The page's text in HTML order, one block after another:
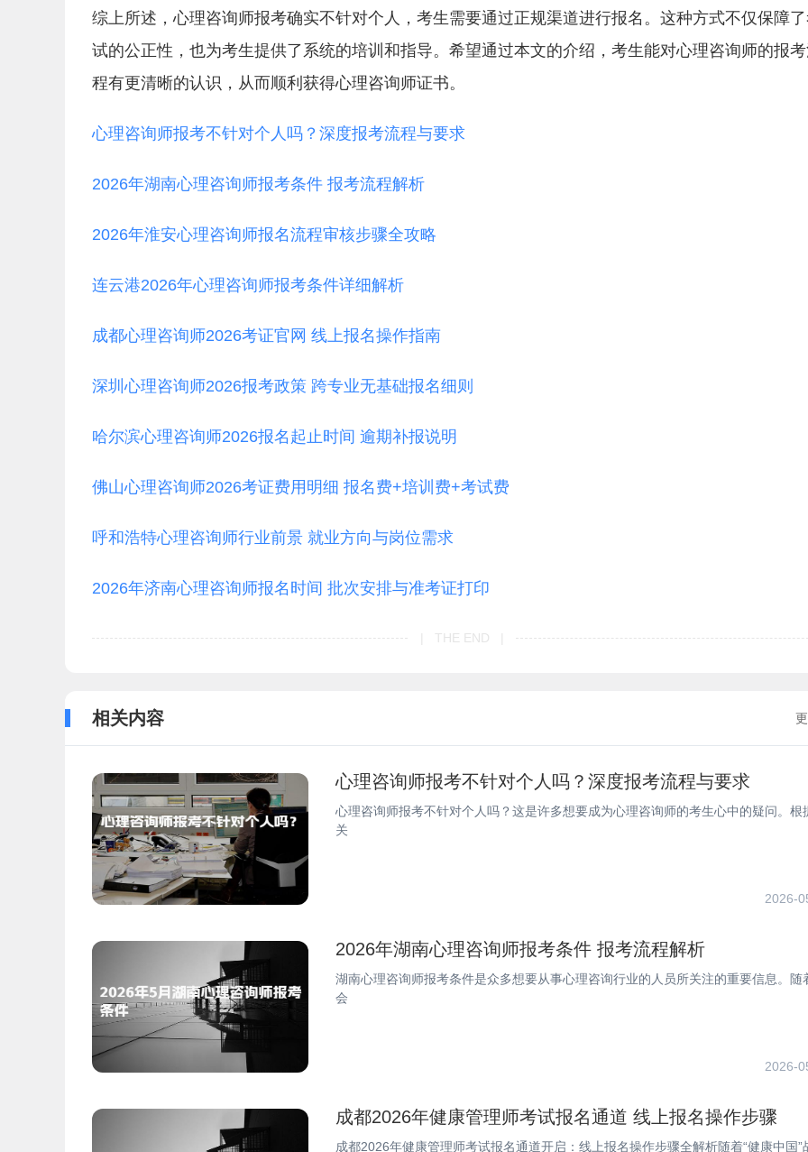
综上所述，心理咨询师报考确实不针对个人，考生需要通过正规渠道进行报名。这种方式不仅保障
试的公正性，也为考生提供了系统的培训和指导。希望通过本文的介绍，考生能对心理咨询师的报
程有更清晰的认识，从而顺利获得心理咨询师证书。
心理咨询师报考不针对个人吗？深度报考流程与要求
2026年湖南心理咨询师报考条件 报考流程解析
2026年淮安心理咨询师报名流程审核步骤全攻略
连云港2026年心理咨询师报考条件详细解析
成都心理咨询师2026考证官网 线上报名操作指南
深圳心理咨询师2026报考政策 跨专业无基础报名细则
哈尔滨心理咨询师2026报名起止时间 逾期补报说明
佛山心理咨询师2026考证费用明细 报名费+培训费+考试费
呼和浩特心理咨询师行业前景 就业方向与岗位需求
2026年济南心理咨询师报名时间 批次安排与准考证打印
| THE END |
相关内容
心理咨询师报考不针对个人吗？深度报考流程与要求
心理咨询师报考不针对个人吗？这是许多想要成为心理咨询师的考生心中的疑问。根
关
2026-
2026年湖南心理咨询师报考条件 报考流程解析
湖南心理咨询师报考条件是众多想要从事心理咨询行业的人员所关注的重要信息。随
会
2026-
成都2026年健康管理师考试报名通道 线上报名操作步骤
成都2026年健康管理师考试报名通道开启：线上报名操作步骤全解析随着“健康中国”